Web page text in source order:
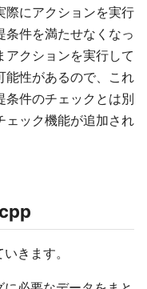
際にアクションを実行
件を満たせなくなっ
アクションを実行して
能性があるので、これ
条件のチェックとは別
ェック機能が追加され
きます。